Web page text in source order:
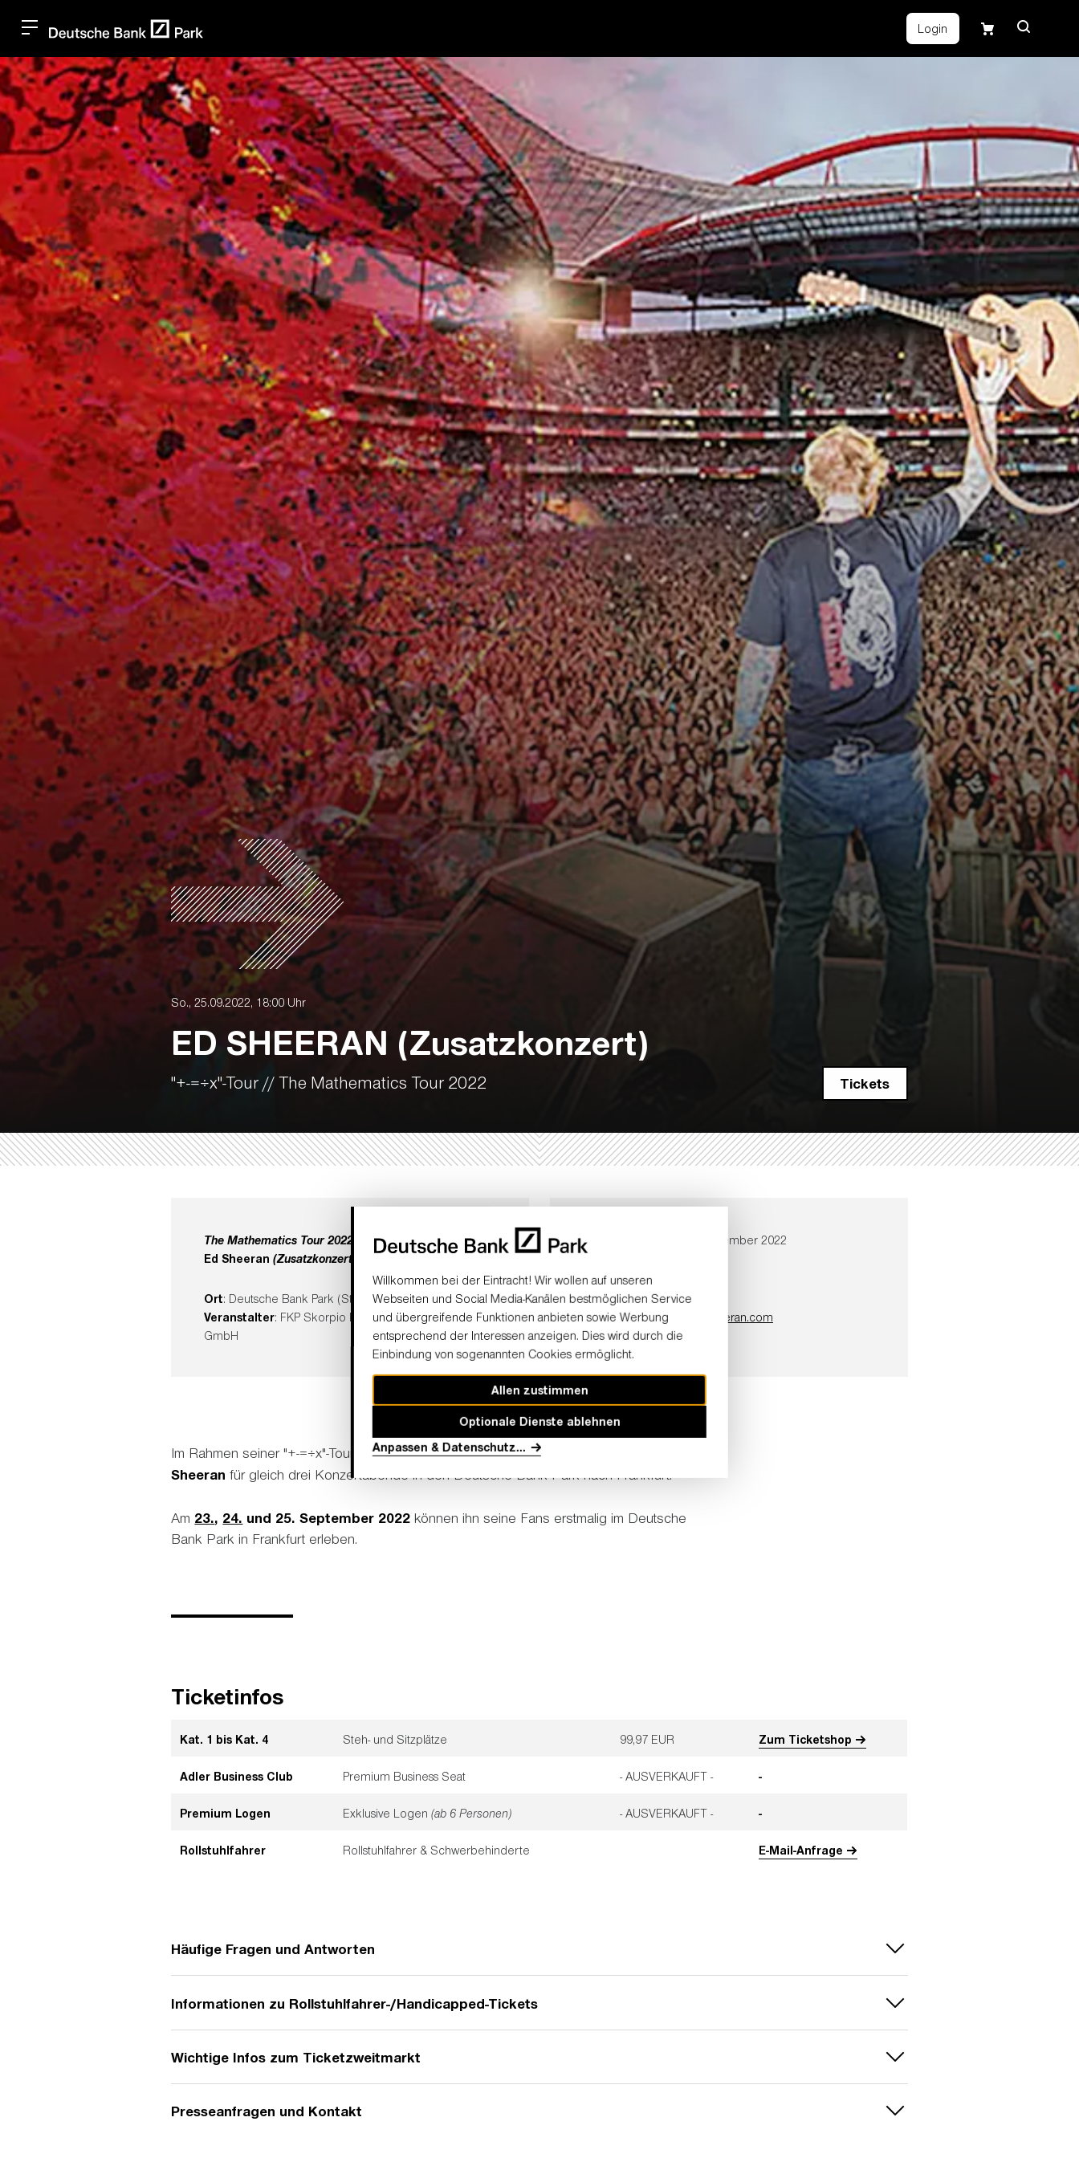
Login
So., 25.09.2022, 18:00 Uhr
ED SHEERAN (Zusatzkonzert)
"+-=÷x"-Tour // The Mathematics Tour 2022 Tickets
The Mathematics Tour 2022
Ed Sheeran (Zusatzkonzert)
Ort: Deutsche Bank Park (Stadion)
Veranstalter: FKP Skorpio Konzertproduktionen
GmbH
Datum
: Sonntag, 25. September 2022
Einlass
Beginn: 18:00 Uhr
Weitere Infos:www.edsheeran.com
Im Rahmen seiner "+-=÷x"-Tour (sprich: "The Mathematics Tour
Sheeran für gleich drei Konzertabende in den Deutsche Bank Park nach Frankfurt.
Am 23., 24. und 25. September 2022 können ihn seine Fans erstmalig im Deutsche
Bank Park in Frankfurt erleben.
Ticketinfos
Kat. 1 bis Kat. 4 Steh- und Sitzplätze 99,97 EUR Zum Ticketshop
Adler Business Club Premium Business Seat - AUSVERKAUFT - -
Premium Logen Exklusive Logen (ab 6 Personen) - AUSVERKAUFT - -
Rollstuhlfahrer Rollstuhlfahrer & Schwerbehinderte E-Mail-Anfrage
Häufige Fragen und Antworten
Informationen zu Rollstuhlfahrer-/Handicapped-Tickets
barrierefrei@fkpscorpio.com
Wichtige Infos zum Ticketzweitmarkt
Presseanfragen und Kontakt
Willkommen bei der Eintracht! Wir wollen auf unseren
Webseiten und Social Media-Kanälen bestmöglichen Service
und übergreifende Funktionen anbieten sowie Werbung
entsprechend der Interessen anzeigen. Dies wird durch die
Einbindung von sogenannten Cookies ermöglicht.
Allen zustimmen
Optionale Dienste ablehnen
Anpassen & Datenschutz...